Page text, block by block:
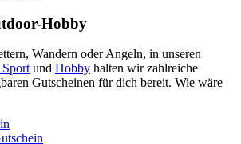
Hobby
Wandern oder Angeln, in unseren
und Hobby halten wir zahlreiche
Gutscheinen für dich bereit. Wie wäre